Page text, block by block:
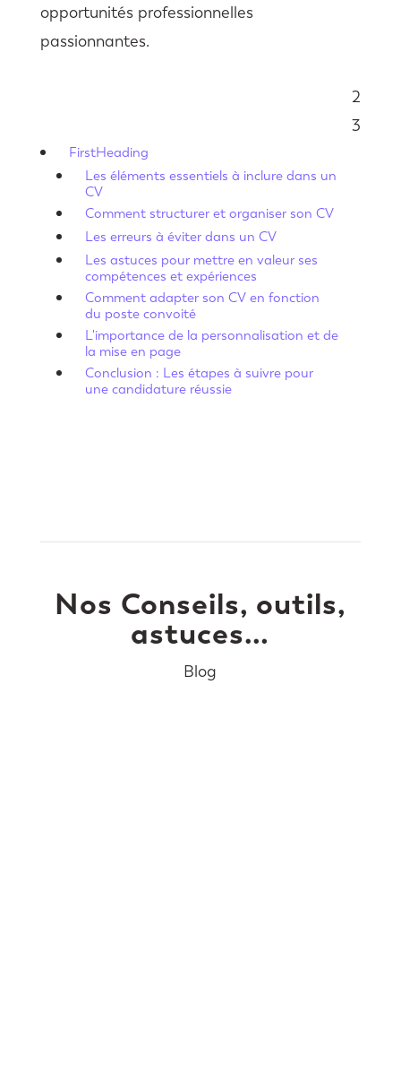
opportunités professionnelles
passionnantes.
2
3
FirstHeading
Les éléments essentiels à inclure dans un
CV
Comment structurer et organiser son CV
Les erreurs à éviter dans un CV
Les astuces pour mettre en valeur ses
compétences et expériences
Comment adapter son CV en fonction
du poste convoité
L'importance de la personnalisation et de
la mise en page
Conclusion : Les étapes à suivre pour
une candidature réussie
Nos Conseils, outils,
astuces…
Blog